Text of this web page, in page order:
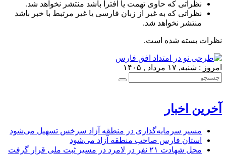
نظراتی که حاوی تهمت یا افترا باشد منتشر نخواهد شد.
نظراتی که به غیر از زبان فارسی یا غیر مرتبط با خبر باشد
منتشر نخواهد شد.
نظرات بسته شده است.
امروز : شنبه, ۱۷ مرداد , ۱۴۰۵
آخرین اخبار
مسیر سرمایه‌گذاری در منطقه آزاد سرخس تسهیل می‌شود
استان فارس صاحب منطقه آزاد می‌شود
محل شهادت ۲۱ نفر در لامرد در مسیر ثبت ملی قرار گرفت